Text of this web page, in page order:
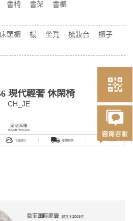
書椅 書架 書櫃
床頭櫃 榻 坐凳 梳妝台 櫃子
現代輕奢 休閑椅
CH_JE